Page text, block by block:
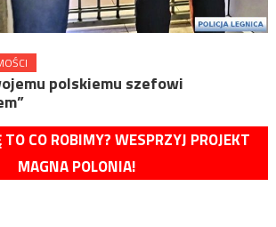
polskiemu szefowi
CO ROBIMY? WESPRZYJ PROJEKT
MAGNA POLONIA!